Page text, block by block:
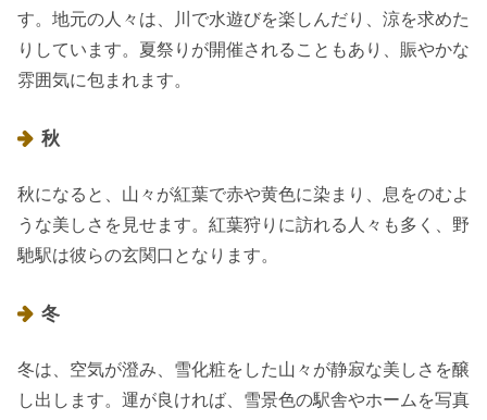
す。地元の人々は、川で水遊びを楽しんだり、涼を求めた
りしています。夏祭りが開催されることもあり、賑やかな
雰囲気に包まれます。
秋
秋になると、山々が紅葉で赤や黄色に染まり、息をのむよ
うな美しさを見せます。紅葉狩りに訪れる人々も多く、野
馳駅は彼らの玄関口となります。
冬
冬は、空気が澄み、雪化粧をした山々が静寂な美しさを醸
し出します。運が良ければ、雪景色の駅舎やホームを写真